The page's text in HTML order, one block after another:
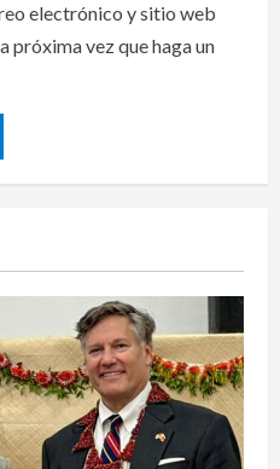
electrónico y sitio web
próxima vez que haga un